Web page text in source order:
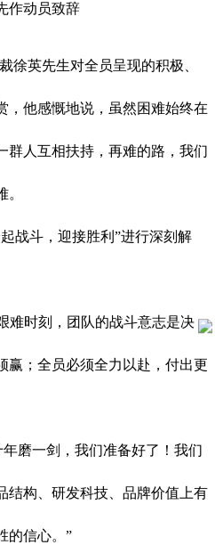
作动员致辞
徐英先生对全员呈现的积极、
，他感慨地说，虽然困难始终在
群人互相扶持，再难的路，我们
战斗，迎接胜利”进行深刻解
难时刻，团队的战斗意志是决
赢；全员必须全力以赴，付出更
磨一剑，我们准备好了！我们
结构、研发科技、品牌价值上有
的信心。”